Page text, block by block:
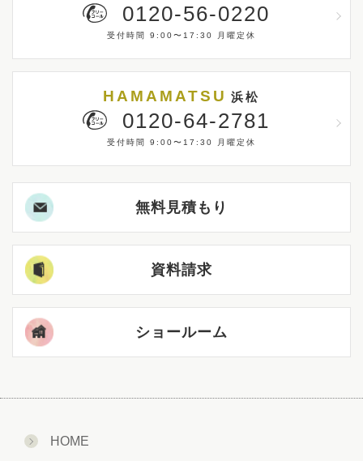
0120-56-0220
受付時間 9:00〜17:30 月曜定休
HAMAMATSU 浜松
0120-64-2781
受付時間 9:00〜17:30 月曜定休
無料見積もり
資料請求
ショールーム
HOME